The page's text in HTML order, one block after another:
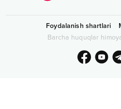
Foydalanish shartlari
Barcha huquqlar